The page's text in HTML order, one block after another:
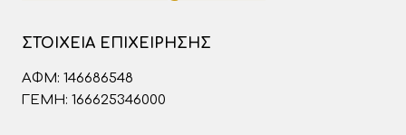
ΣΤΟΙΧΕΊΑ ΕΠΙΧΕΊΡΗΣΗΣ
ΑΦΜ: 146686548
ΓΕΜΗ: 166625346000